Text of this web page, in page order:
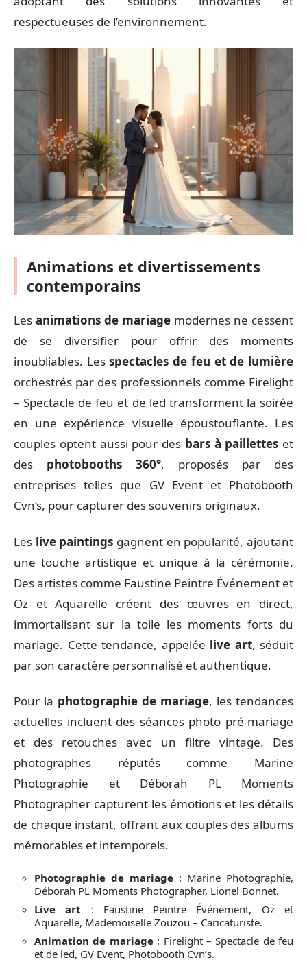
respectueuses de l’environnement.
Animations et divertissements
contemporains
Les animations de mariage modernes ne cessent
de se diversifier pour offrir des moments
inoubliables. Lesspectacles de feu et de lumière
orchestrés par des professionnels comme Firelight
– Spectacle de feu et de led transforment la soirée
en une expérience visuelle époustouflante. Les
couples optent aussi pour des bars à paillettes et
des photobooths 360°, proposés par des
entreprises telles que GV Event et Photobooth
Cvn’s, pour capturer des souvenirs originaux.
Les live paintings gagnent en popularité, ajoutant
une touche artistique et unique à la cérémonie.
Des artistes comme Faustine Peintre Événement et
Oz et Aquarelle créent des œuvres en direct,
immortalisant sur la toile les moments forts du
mariage. Cette tendance, appelée live art, séduit
par son caractère personnalisé et authentique.
Pour la photographie de mariage, les tendances
actuelles incluent des séances photo pré-mariage
et des retouches avec un filtre vintage. Des
photographes réputés comme Marine
Photographie et Déborah PL Moments
Photographer capturent les émotions et les détails
de chaque instant, offrant aux couples des albums
mémorables et intemporels.
Photographie de mariage : Marine Photographie,
Déborah PL Moments Photographer, Lionel Bonnet.
Live art : Faustine Peintre Événement, Oz et
Aquarelle, Mademoiselle Zouzou – Caricaturiste.
Animation de mariage: Firelight – Spectacle de feu
et de led, GV Event, Photobooth Cvn’s.